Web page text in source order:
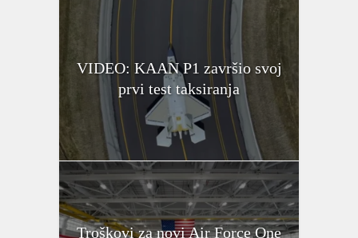
VIDEO: KAAN P1 završio svoj
prvi test taksiranja
Troškovi za novi Air Force One